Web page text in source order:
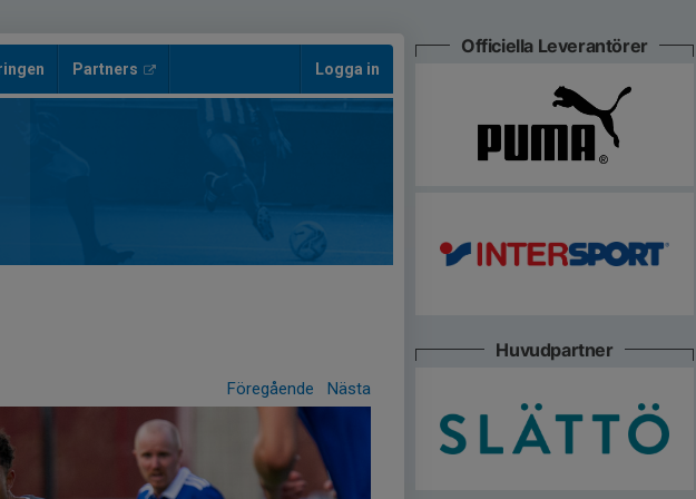
Partners Logga in
Föregående Nästa
Officiella Leverantörer
Huvudpartner